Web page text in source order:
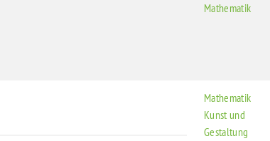
Mathematik
Mathematik
Kunst und
Gestaltung